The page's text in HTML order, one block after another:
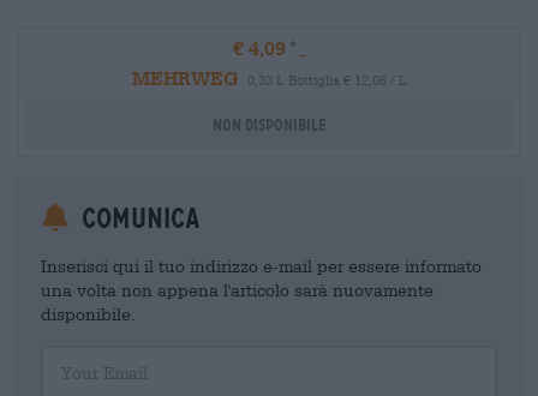
€ 4,09
MEHRWEG
0,33 L Bottiglia € 12,06 / L
Non disponibile
Comunica
Inserisci qui il tuo indirizzo e-mail per essere informato
una volta non appena l'articolo sarà nuovamente
disponibile.